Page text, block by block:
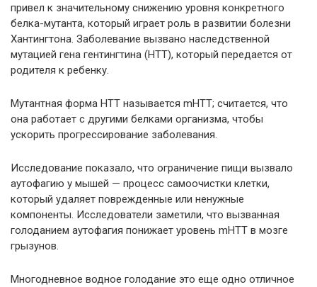
привел к значительному снижению уровня конкретного
белка-мутанта, который играет роль в развитии болезни
Хантингтона. Заболевание вызвано наследственной
мутацией гена гентингтина (НТТ), который передается от
родителя к ребенку.
Мутантная форма HТТ называется mHTT; считается, что
она работает с другими белками организма, чтобы
ускорить прогрессирование заболевания.
Исследование показало, что ограничение пищи вызвало
аутофагию у мышей — процесс самоочистки клетки,
который удаляет поврежденные или ненужные
компоненты. Исследователи заметили, что вызванная
голоданием аутофагия понижает уровень mHTT в мозге
грызунов.
Многодневное водное голодание это еще одно отличное